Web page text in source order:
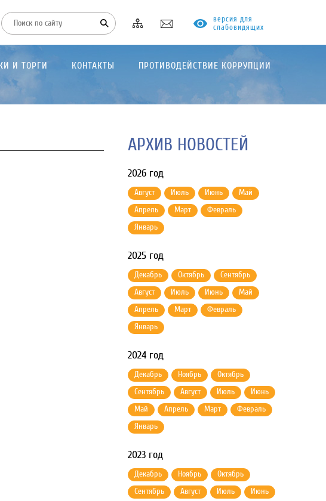
версия для
слабовидящих
И ТОРГИ КОНТАКТЫ ПРОТИВОДЕЙСТВИЕ КОРРУПЦИИ
АРХИВ НОВОСТЕЙ
2026 год
Август Июль Июнь
Май
Апрель
Март
Февраль
Январь
2025 год
Декабрь Октябрь
Сентябрь
Август
Июль Июнь
Май
Апрель
Март
Февраль
Январь
2024 год
Декабрь Ноябрь
Октябрь
Сентябрь
Август Июль
Июнь
Май
Апрель Март
Февраль
Январь
2023 год
Декабрь Ноябрь
Октябрь
Сентябрь
Август Июль
Июнь